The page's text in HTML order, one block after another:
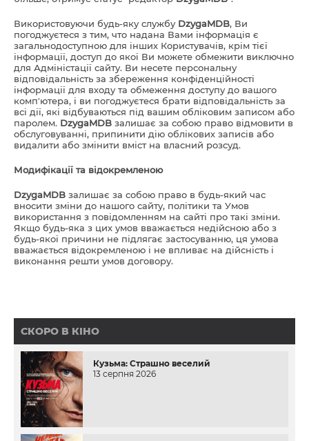
Використовуючи будь-яку службу DzygaMDB, Ви
погоджуєтеся з тим, что надана Вами інформація є
загальнодоступною для інших Користувачів, крім тієї
інформації, доступ до якої Ви можете обмежити виключно
для Адміністації сайту. Ви несете персональну
відповідальність за збереження конфіденційності
інформації для входу та обмеження доступу до вашого
комп'ютера, і ви погоджуєтеся брати відповідальність за
всі дії, які відбуваються під вашим обліковим записом або
паролем. DzygaMDB залишає за собою право відмовити в
обслуговуванні, припинити дію облікових записів або
видалити або змінити вміст на власний розсуд.
Модифікації та відокремленою
DzygaMDB залишає за собою право в будь-який час
вносити зміни до нашого сайту, політики та Умов
використання з повідомленням на сайті про такі зміни.
Якщо будь-яка з цих умов вважається недійсною або з
будь-якої причини не підлягає застосуванню, ця умова
вважається відокремленою і не впливає на дійсність і
виконання решти умов договору.
СКОРО В КІНО
Кузьма: Страшно веселий
13 серпня 2026